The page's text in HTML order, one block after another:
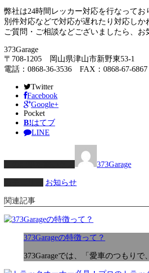
弊社は24時間レッカー対応を行なってお
別件対応などで対応が遅れたり対応し
ご質問・ご相談などございましたら、お
373Garage
〒708-1205 岡山県津山市新野東53-1
電話：0868-36-3536 FAX：0868-67-6867
Twitter
Facebook
Google+
Pocket
B!はてブ
LINE
373Garage
お知らせ
関連記事
373Garageの特徴って？
373Garageでは、「愛車のつもり